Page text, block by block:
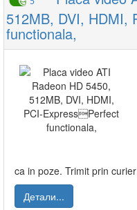
512MB, DVI, HDMI,
functionala,
ca in poze. Trimit prin
Детали...